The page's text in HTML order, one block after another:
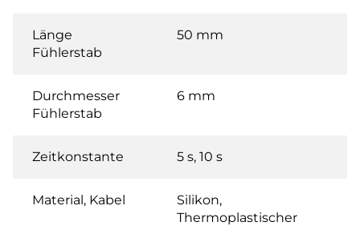
Länge
Fühlerstab
50 mm
Durchmesser
Fühlerstab
6 mm
Zeitkonstante 5 s, 10 s
Material, Kabel
Silikon,
Thermoplastischer